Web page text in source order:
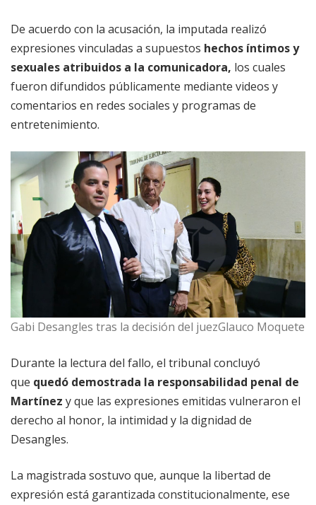
De acuerdo con la acusación, la imputada realizó
expresiones vinculadas a supuestos hechos íntimos y
sexuales atribuidos a la comunicadora, los cuales
fueron difundidos públicamente mediante videos y
comentarios en redes sociales y programas de
entretenimiento.
Gabi Desangles tras la decisión del juezGlauco Moquete
Durante la lectura del fallo, el tribunal concluyó
que quedó demostrada la responsabilidad penal de
Martínez y que las expresiones emitidas vulneraron el
derecho al honor, la intimidad y la dignidad de
Desangles.
La magistrada sostuvo que, aunque la libertad de
expresión está garantizada constitucionalmente, ese